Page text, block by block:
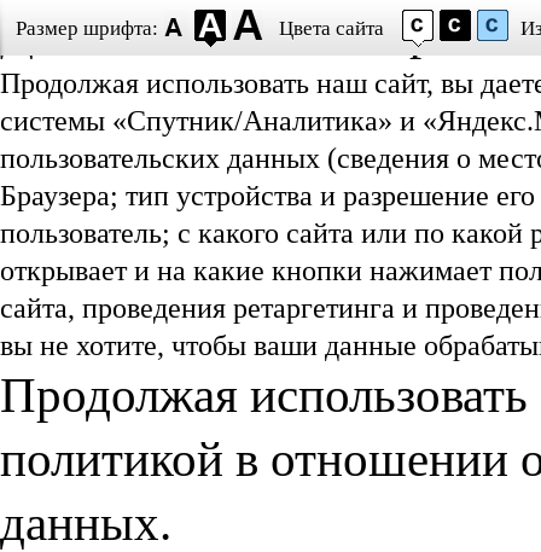
Даю согласие на
Продолжая использовать наш сайт, вы
системы «Спутник/Аналитика» и
пользовательских данных (сведения о
Браузера; тип устройства и разрешение
пользователь; с какого сайта или по
открывает и на какие кнопки нажимает
сайта, проведения ретаргетинга и
вы не хотите, чтобы ваши данные
Продолжая
политикой в отношении
данных.
Размер шрифта: Цвета сайта